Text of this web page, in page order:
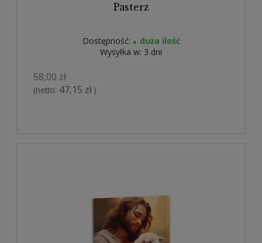
Pasterz
Dostępność:
duża ilość
Wysyłka w: 3 dni
58,00 zł
(netto: 47,15 zł )